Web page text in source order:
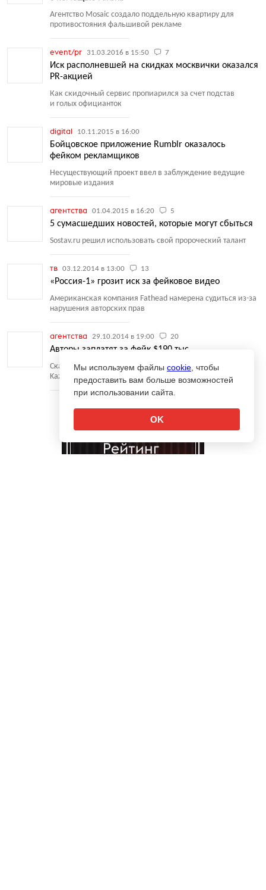
Агентство Mosaic создало поддельную квартиру для
противостояния фальшивой рекламе
event/pr 31.03.2016 в 15:50 7
Иск располневшей на скидках москвички оказался
PR-акцией
Как скидочный сервис пропиарился за счет подстав
и голых официанток
digital 10.11.2015 в 16:00
Бойцовское приложение Rumblr оказалось
фейком рекламщиков
Несуществующий проект ввел в заблуждение ведущие
мировые издания
агентства 01.04.2015 в 16:20 5
5 сумасшедших новостей, которые могут сбыться
Sostav.ru решил использовать свой пророческий талант
тв 03.12.2014 в 13:00 13
«Россия-1» грозит иск за фейковое видео
Американская компания Fathead намерена судиться из-за
нарушения авторских прав
агентства 29.10.2014 в 19:00 20
Авторы заплатят за фейк $190 тыс
Скандальная работа дорого обойдется Havas Worldwide
Kazakhstan
Мы используем файлы cookie , чтобы
предоставить вам больше возможностей
при использовании сайта.
OK